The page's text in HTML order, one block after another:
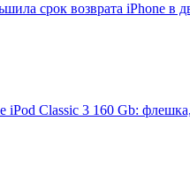
срок возврата iPhone в
iPod Classic 3 160 Gb: